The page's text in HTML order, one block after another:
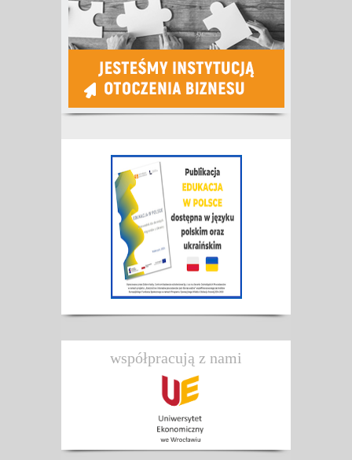
współpracują z nami